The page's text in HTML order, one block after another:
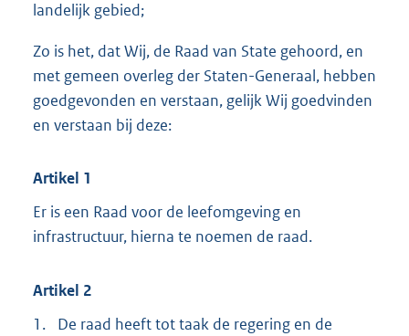
landelijk gebied;
Zo is het, dat Wij, de Raad van State gehoord, en
met gemeen overleg der Staten-Generaal, hebben
goedgevonden en verstaan, gelijk Wij goedvinden
en verstaan bij deze:
Artikel 1
Er is een Raad voor de leefomgeving en
infrastructuur, hierna te noemen de raad.
Artikel 2
1.
De raad heeft tot taak de regering en de